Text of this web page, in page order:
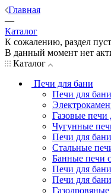
Главная
—
Каталог
К сожалению, раздел пуст
В данный момент нет
Каталог
Печи для бани
Печи для
Газовые печи
Чугунные
Печи для
Стальные
Банные печи
Печи для
Печи для